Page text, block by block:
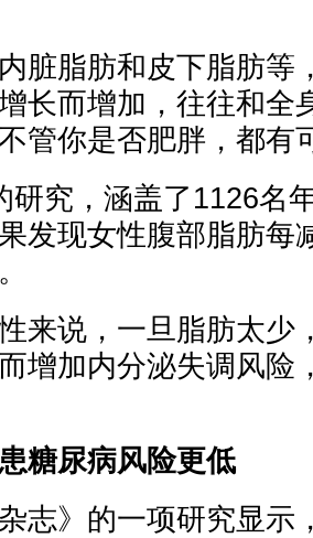
脏脂肪和皮下脂肪等
长而增加，往往和全
管你是否肥胖，都有
研究，涵盖了1126名
发现女性腹部脂肪每
来说，一旦脂肪太少
增加内分泌失调风险
糖尿病风险更低
杂志》的一项研究显